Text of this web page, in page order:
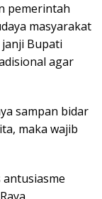
pemerintah
masyarakat
Bupati
agar
sampan bidar
maka wajib